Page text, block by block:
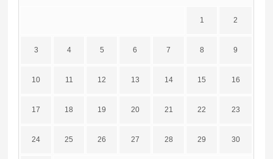
1 2
3 4 5 6 7 8 9
10 11 12 13 14 15 16
17 18 19 20 21 22 23
24 25 26 27 28 29 30